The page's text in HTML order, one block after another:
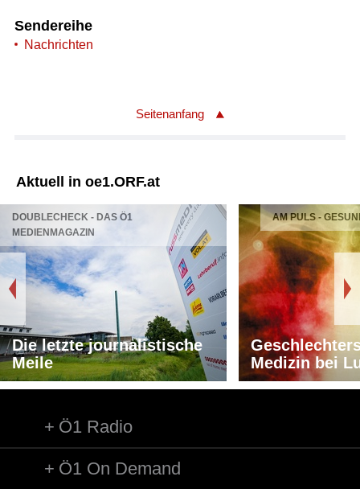
Sendereihe
Nachrichten
Seitenanfang
Ö1 AM PULS - GESUNDHEIT UND MEDIZIN
Geschlechtersensible
Medizin bei Lungenkrebs
Ö1 Radio
Ö1 On Demand